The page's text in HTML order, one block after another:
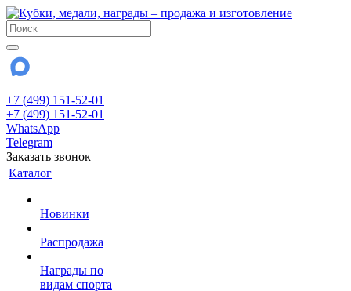
+7 (499) 151-52-01
+7 (499) 151-52-01
WhatsApp
Telegram
Заказать звонок
Каталог
Новинки
Распродажа
Награды по
видам спорта